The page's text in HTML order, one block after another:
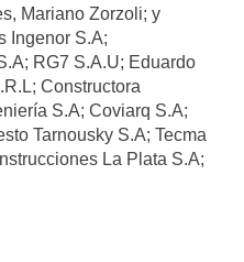
Mariano Zorzoli; y
Ingenor S.A;
RG7 S.A.U; Eduardo
Constructora
S.A; Coviarq S.A;
Tarnousky S.A; Tecma
La Plata S.A;